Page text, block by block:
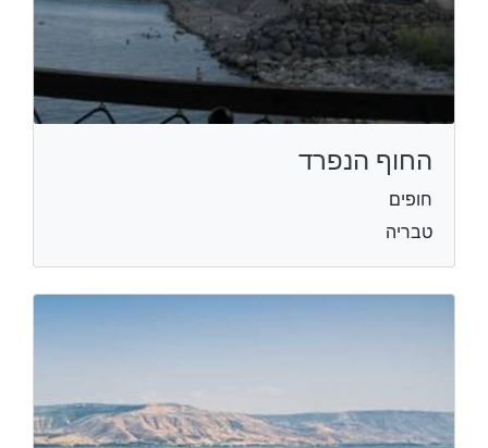
החוף הנפרד
חופים
טבריה